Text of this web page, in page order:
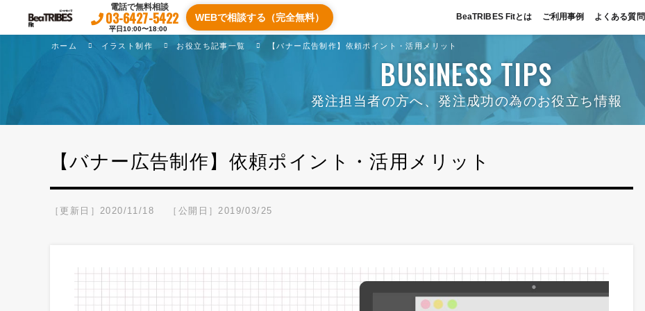
電話で無料相談
03-6427-5422
平日10:00〜18:00
WEBで相談する（完全無料） BeaTRIBES Fitとは ご利用事例 よくある質問
ホーム イラスト制作 お役立ち記事一覧 【バナー広告制作】依頼ポイント・活用メリット
BUSINESS TIPS
発注担当者の方へ、発注成功の為のお役立ち情報
【バナー広告制作】依頼ポイント・活用メリット
［更新日］2020/11/18 ［公開日］2019/03/25